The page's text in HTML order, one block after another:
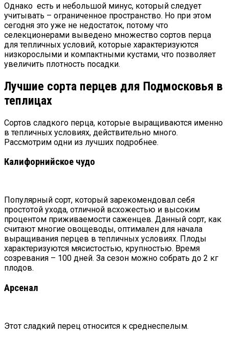
Однако есть и небольшой минус, который следует
учитывать – ограниченное пространство. Но при этом
сегодня это уже не недостаток, потому что
селекционерами выведено множество сортов перца
для тепличных условий, которые характеризуются
низкорослыми и компактными кустами, что позволяет
увеличить плотность посадки.
Лучшие сорта перцев для Подмосковья в
теплицах
Сортов сладкого перца, которые выращиваются именно
в тепличных условиях, действительно много.
Рассмотрим одни из лучших подробнее.
Калифорнийское чудо
Популярный сорт, который зарекомендовал себя
простотой ухода, отличной всхожестью и высоким
процентом приживаемости саженцев. Данный сорт, как
считают многие овощеводы, оптимален для начала
выращивания перцев в тепличных условиях. Плоды
характеризуются мясистостью, крупностью. Время
созревания – 100 дней. За сезон можно собрать до 2 кг
плодов.
Арсенал
Этот сладкий перец относится к среднеспелым.